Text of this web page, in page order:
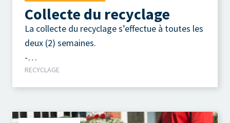
Collecte du recyclage
La collecte du recyclage s’effectue à toutes les
deux (2) semaines.
-
Contenants, emballages, imprimés.
RECYCLAGE